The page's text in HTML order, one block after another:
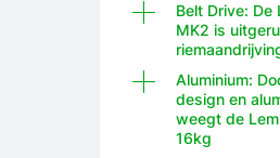
Belt Drive: De
MK2 is
Aluminium:
design en
weegt de
16kg